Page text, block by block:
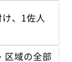
、1佐人
区域の全部